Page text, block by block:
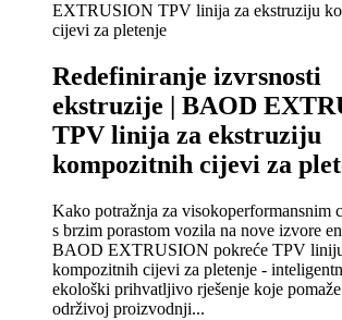
Redefiniranje izvrsnosti
ekstruzije | BAOD
TPV linija za ekstruziju
kompozitnih cijevi za
Kako potražnja za visokoperformansnim
s brzim porastom vozila na nove izvore
BAOD EXTRUSION pokreće TPV
kompozitnih cijevi za pletenje -
ekološki prihvatljivo rješenje koje
održivoj proizvodnji...